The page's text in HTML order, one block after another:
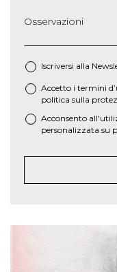
Osservazioni
Iscriversi alla
* Accetto i termini
politica sulla
Acconsento
personalizzata su